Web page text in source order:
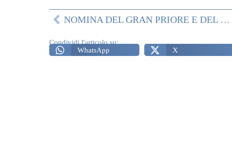
NOMINA DEL GRAN PRIORE E DEL GRAN PRIORE EMERITO
Condividi l'articolo su:
WhatsApp
X